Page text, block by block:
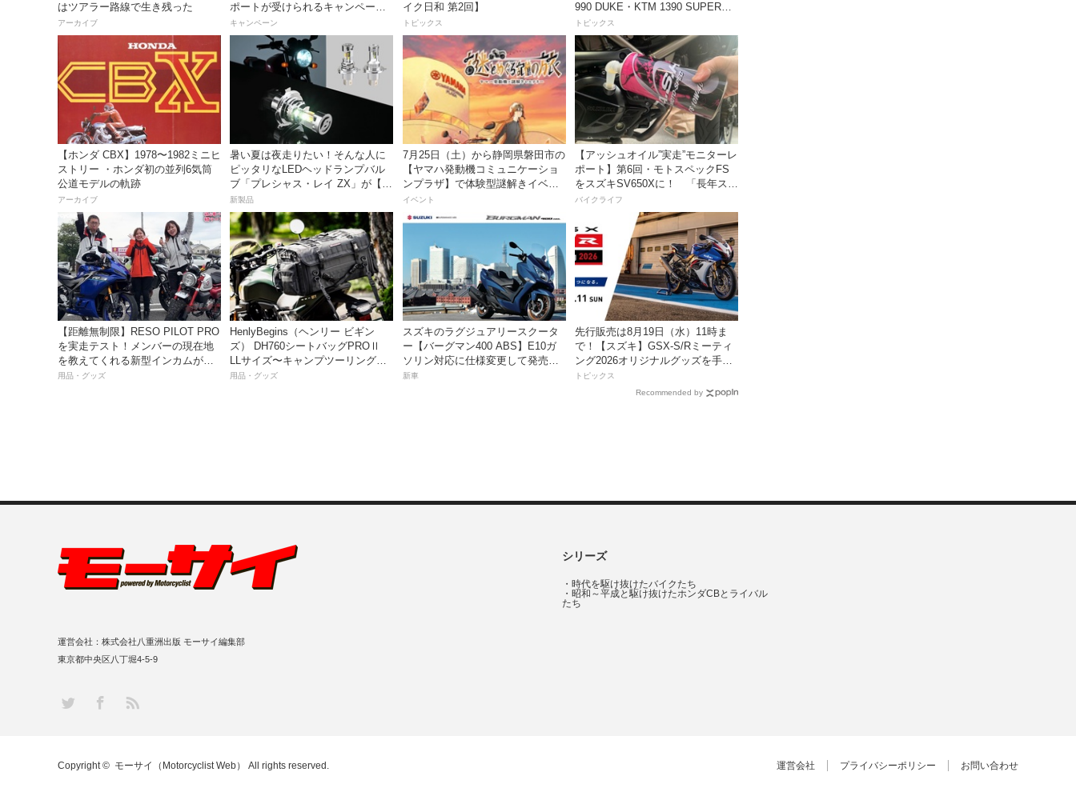
はツアラー路線で生き残った
アーカイブ
ポートが受けられるキャンペーン
を実施中！
キャンペーン
イク日和 第2回】
トピックス
990 DUKE・KTM 1390 SUPER
DUKE R EVO 購入サポートキャン
ペーン」
トピックス
【ホンダ CBX】1978〜1982ミニヒ
ストリー ・ホンダ初の並列6気筒
公道モデルの軌跡
アーカイブ
暑い夏は夜走りたい！そんな人に
ピッタリなLEDヘッドランプバル
ブ「プレシャス・レイ ZX」が【デ
イトナ】から登場
新製品
7月25日（土）から静岡県磐田市の
【ヤマハ発動機コミュニケーショ
ンプラザ】で体験型謎解きイベン
トを開催！
イベント
【アッシュオイル”実走”モニターレ
ポート】第6回・モトスペックFS
をスズキSV650Xに！ 「長年スト
レスだったシフトの固さがコレの
おかげで滑らかに！」
バイクライフ
【距離無制限】RESO PILOT PRO
を実走テスト！メンバーの現在地
を教えてくれる新型インカムがめ
っちゃ便利な３つの理由【動画付
用品・グッズ
HenlyBegins（ヘンリー ビギン
ズ） DH760シートバッグPROⅡ
LLサイズ〜キャンプツーリングに
も安心の大容量ツアーバッグ〜
用品・グッズ
スズキのラグジュアリースクータ
ー【バーグマン400 ABS】E10ガ
ソリン対応に仕様変更して発売。
価格は据え置きの98万100円！
新車
先行販売は8月19日（水）11時ま
で！【スズキ】GSX-S/Rミーティ
ング2026オリジナルグッズを手に
入れよう！
トピックス
Recommended by
シリーズ
・ 時代を駆け抜けたバイクたち
・ 昭和～平成と駆け抜けたホンダCBとライバル
たち
運営会社：株式会社八重洲出版 モーサイ編集部
東京都中央区八丁堀4-5-9
Twitter Facebook
RSS
運営会社 プライバシーポリシー お問い合わせ
Copyright © モーサイ（Motorcyclist Web） All rights reserved.